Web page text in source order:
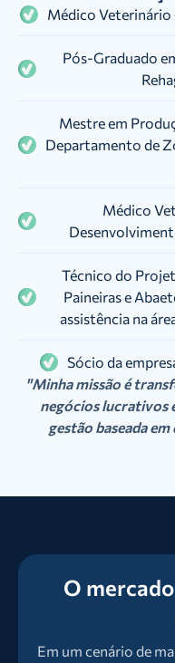
Médico Veterinário
Pós-Graduado
Mestre em
Departamento de
Médico
Técnico do
Paineiras e
assistência na
Sócio da
"Minha missão é
negócios lucrativos
gestão baseada
O
Em um cenário de